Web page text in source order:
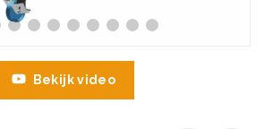
Bekijk video